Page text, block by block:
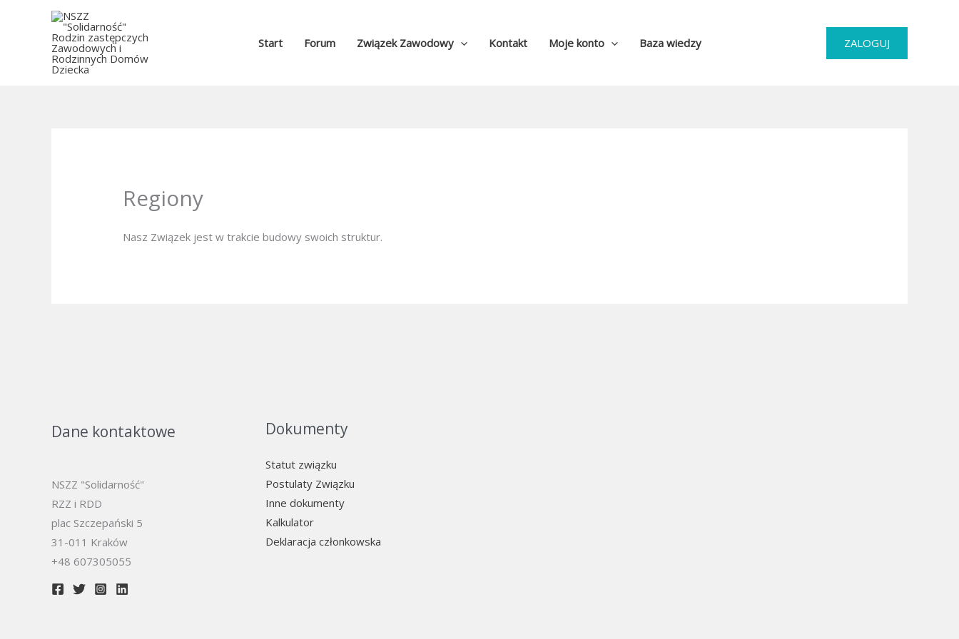
Start Forum Związek Zawodowy Kontakt Moje konto Baza wiedzy ZALOGUJ
Regiony
Nasz Związek jest w trakcie budowy swoich struktur.
Dane kontaktowe
NSZZ "Solidarność"
RZZ i RDD
plac Szczepański 5
31-011 Kraków​
+48 607305055
Dokumenty
Statut związku
Postulaty Związku
Inne dokumenty
Kalkulator
Deklaracja członkowska